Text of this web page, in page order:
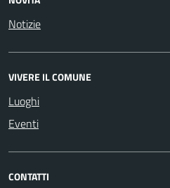
Notizie
VIVERE IL COMUNE
Luoghi
Eventi
CONTATTI